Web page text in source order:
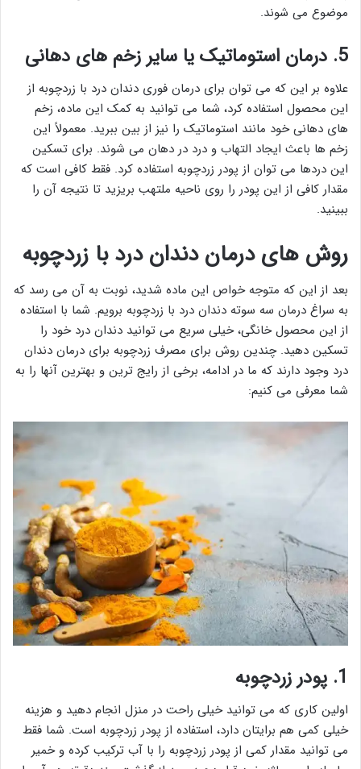
موضوع می شوند.
5. درمان استوماتیک یا سایر زخم های دهانی
علاوه بر این که می توان برای درمان فوری دندان درد با زردچوبه از
این محصول استفاده کرد، شما می توانید به کمک این ماده، زخم
های دهانی خود مانند استوماتیک را نیز از بین ببرید. معمولاً این
زخم ها باعث ایجاد التهاب و درد در دهان می شوند. برای تسکین
این دردها می توان از پودر زردچوبه استفاده کرد. فقط کافی است که
مقدار کافی از این پودر را روی ناحیه ملتهب بریزید تا نتیجه آن را
ببینید.
روش های درمان دندان درد با زردچوبه
بعد از این که متوجه خواص این ماده شدید، نوبت به آن می رسد که
به سراغ درمان سه سوته دندان درد با زردچوبه برویم. شما با استفاده
از این محصول خانگی، خیلی سریع می توانید دندان درد خود را
تسکین دهید. چندین روش برای مصرف زردچوبه برای درمان دندان
درد وجود دارند که ما در ادامه، برخی از رایج ترین و بهترین آنها را به
شما معرفی می کنیم:
1. پودر زردچوبه
اولین کاری که می توانید خیلی راحت در منزل انجام دهید و هزینه
خیلی کمی هم برایتان دارد، استفاده از پودر زردچوبه است. شما فقط
می توانید مقدار کمی از پودر زردچوبه را با آب ترکیب کرده و خمیر